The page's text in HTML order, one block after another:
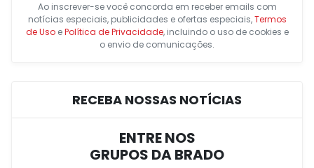
Ao inscrever-se você concorda em receber emails com
notícias especiais, publicidades e ofertas especiais,Termos
de UsoePolítica de Privacidade, incluindo o uso de cookies e
o envio de comunicações.
RECEBA NOSSAS NOTÍCIAS
ENTRE NOS
GRUPOS DA BRADO